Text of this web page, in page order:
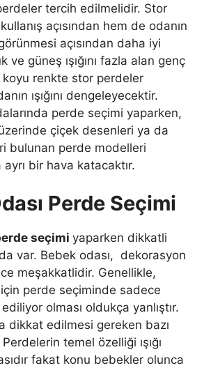
tercih edilmelidir. Stor
açısından hem de odanın
açısından daha iyi
ve güneş ışığını fazla alan genç
koyu renkte stor perdeler
ışığını dengeleyecektir.
perde seçimi yaparken,
çiçek desenleri ya da
bulunan perde modelleri
bir hava katacaktır.
Perde Seçimi
seçimi yaparken dikkatli
var. Bebek odası, dekorasyon
meşakkatlidir. Genellikle,
perde seçiminde sadece
olması oldukça yanlıştır.
dikkat edilmesi gereken bazı
temel özelliği ışığı
fakat konu bebekler olunca